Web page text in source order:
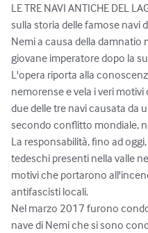
LE TRE NAVI ANTICHE DEL
sulla storia delle famose navi
Nemi a causa della
giovane imperatore dopo la
L'opera riporta alla
nemorense e vela i veri
due delle tre navi causata da
secondo conflitto mondiale,
La responsabilità, fino ad
tedeschi presenti nella valle
motivi che portarono
antifascisti locali.
Nel marzo 2017 furono
nave di Nemi che si sono